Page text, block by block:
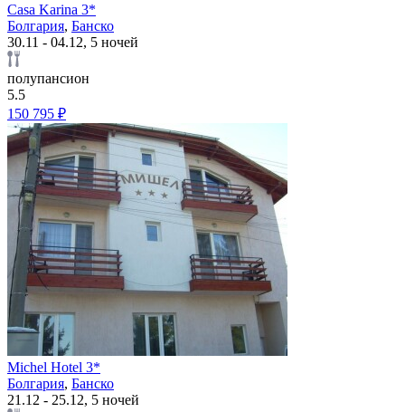
Casa Karina 3*
Болгария, Банско
30.11 - 04.12, 5 ночей
полупансион
5.5
150 795 ₽
Michel Hotel 3*
Болгария, Банско
21.12 - 25.12, 5 ночей